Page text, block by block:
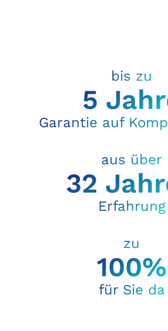
bis zu
5
Garantie auf
aus über
32
Erfahrung
zu
100%
für Sie da